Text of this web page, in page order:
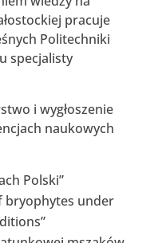
pracuje
Politechniki
specjalisty
i wygłoszenie
naukowych
Polski”
bryophytes under